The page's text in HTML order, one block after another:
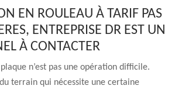
EN ROULEAU À TARIF PAS
ENTREPRISE DR EST UN
À CONTACTER
n’est pas une opération difficile.
terrain qui nécessite une certaine